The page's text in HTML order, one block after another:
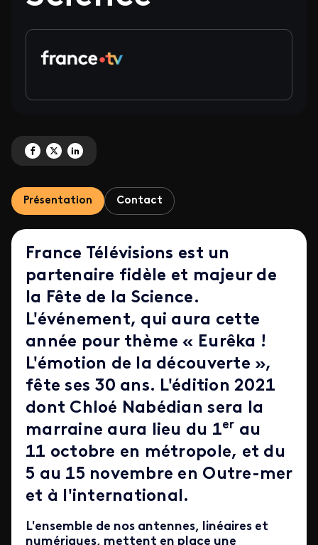
Partagez 'France Télévisions partenaire majeur de la 30e Fête de la Science'
Partagez 'France Télévisions partenaire majeur de la 30e Fête de la
Partagez 'France Télévisions partenaire majeur de la 30e Fête de
Présentation Contact
France Télévisions est un
partenaire fidèle et majeur de
la Fête de la Science.
L'événement, qui aura cette
année pour thème « Eurêka !
L'émotion de la découverte »,
fête ses 30 ans. L'édition 2021
dont Chloé Nabédian sera la
marraine aura lieu du 1er au
11 octobre en métropole, et du
5 au 15 novembre en Outre-mer
et à l'international.
L'ensemble de nos antennes, linéaires et
numériques, mettent en place une